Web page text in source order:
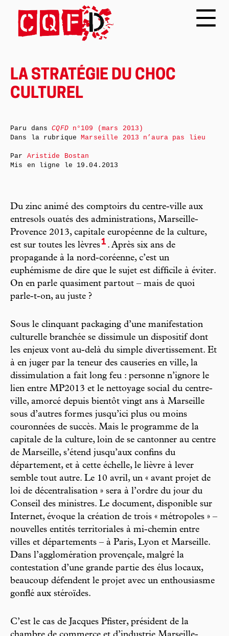
LA STRATÉGIE DU CHOC
CULTUREL
Du zinc animé des comptoirs du centre-ville aux
entresols ouatés des administrations, Marseille-
Provence 2013, capitale européenne de la culture,
est sur toutes les lèvres1 . Après six ans de
propagande à la nord-coréenne, c’est un
euphémisme de dire que le sujet est difficile à éviter.
On en parle quasiment partout – mais de quoi
parle-t-on, au juste ?
Sous le clinquant packaging d’une manifestation
culturelle branchée se dissimule un dispositif dont
les enjeux vont au-delà du simple divertissement. Et
à en juger par la teneur des causeries en ville, la
dissimulation a fait long feu : personne n’ignore le
lien entre MP2013 et le nettoyage social du centre-
ville, amorcé depuis bientôt vingt ans à Marseille
sous d’autres formes jusqu’ici plus ou moins
couronnées de succès. Mais le programme de la
capitale de la culture, loin de se cantonner au centre
de Marseille, s’étend jusqu’aux confins du
département, et à cette échelle, le lièvre à lever
semble tout autre. Le 10 avril, un « avant projet de
loi de décentralisation » sera à l’ordre du jour du
Conseil des ministres. Le document, disponible sur
Internet, évoque la création de trois « métropoles » –
nouvelles entités territoriales à mi-chemin entre
villes et départements – à Paris, Lyon et Marseille.
Dans l’agglomération provençale, malgré la
contestation d’une grande partie des élus locaux,
beaucoup défendent le projet avec un enthousiasme
gonflé aux stéroïdes.
C’est le cas de Jacques Pfister, président de la
Paru dansCQFDn°109 (mars 2013)
Dans la rubriqueMarseille 2013 n’aura pas lieu
Par Aristide Bostan
Mis en ligne le 19.04.2013